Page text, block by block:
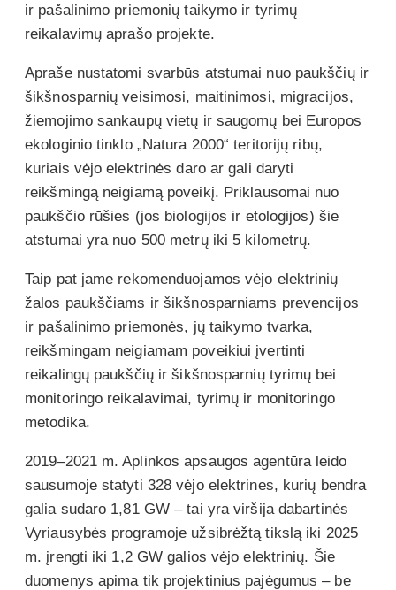
ir pašalinimo priemonių taikymo ir tyrimų
reikalavimų aprašo projekte.
Apraše nustatomi svarbūs atstumai nuo paukščių ir
šikšnosparnių veisimosi, maitinimosi, migracijos,
žiemojimo sankaupų vietų ir saugomų bei Europos
ekologinio tinklo „Natura 2000“ teritorijų ribų,
kuriais vėjo elektrinės daro ar gali daryti
reikšmingą neigiamą poveikį. Priklausomai nuo
paukščio rūšies (jos biologijos ir etologijos) šie
atstumai yra nuo 500 metrų iki 5 kilometrų.
Taip pat jame rekomenduojamos vėjo elektrinių
žalos paukščiams ir šikšnosparniams prevencijos
ir pašalinimo priemonės, jų taikymo tvarka,
reikšmingam neigiamam poveikiui įvertinti
reikalingų paukščių ir šikšnosparnių tyrimų bei
monitoringo reikalavimai, tyrimų ir monitoringo
metodika.
2019–2021 m. Aplinkos apsaugos agentūra leido
sausumoje statyti 328 vėjo elektrines, kurių bendra
galia sudaro 1,81 GW – tai yra viršija dabartinės
Vyriausybės programoje užsibrėžtą tikslą iki 2025
m. įrengti iki 1,2 GW galios vėjo elektrinių. Šie
duomenys apima tik projektinius pajėgumus – be